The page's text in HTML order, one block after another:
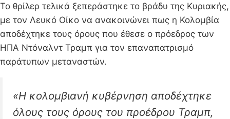
Το θρίλερ τελικά ξεπεράστηκε το βράδυ της Κυριακής,
με τον Λευκό Οίκο να ανακοινώνει πως η Κολομβία
αποδέχτηκε τους όρους που έθεσε ο πρόεδρος των
ΗΠΑ Ντόναλντ Τραμπ για τον επαναπατρισμό
παράτυπων μεταναστών.
«Η κολομβιανή κυβέρνηση αποδέχτηκε
όλους τους όρους του προέδρου Τραμπ,